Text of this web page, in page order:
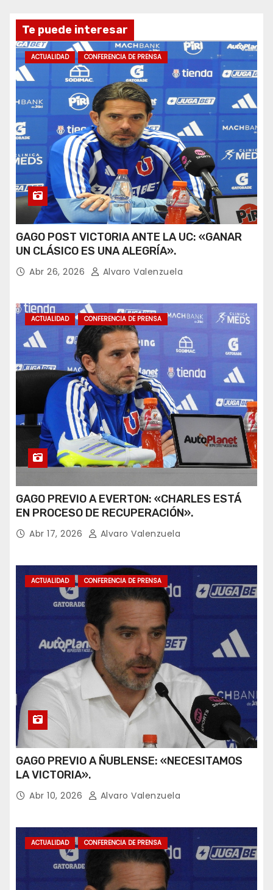
Te puede interesar
ACTUALIDAD CONFERENCIA DE PRENSA
GAGO POST VICTORIA ANTE LA UC: «GANAR
UN CLÁSICO ES UNA ALEGRÍA».
Abr 26, 2026 Alvaro Valenzuela
ACTUALIDAD CONFERENCIA DE PRENSA
GAGO PREVIO A EVERTON: «CHARLES ESTÁ
EN PROCESO DE RECUPERACIÓN».
Abr 17, 2026 Alvaro Valenzuela
ACTUALIDAD CONFERENCIA DE PRENSA
GAGO PREVIO A ÑUBLENSE: «NECESITAMOS
LA VICTORIA».
Abr 10, 2026 Alvaro Valenzuela
ACTUALIDAD CONFERENCIA DE PRENSA